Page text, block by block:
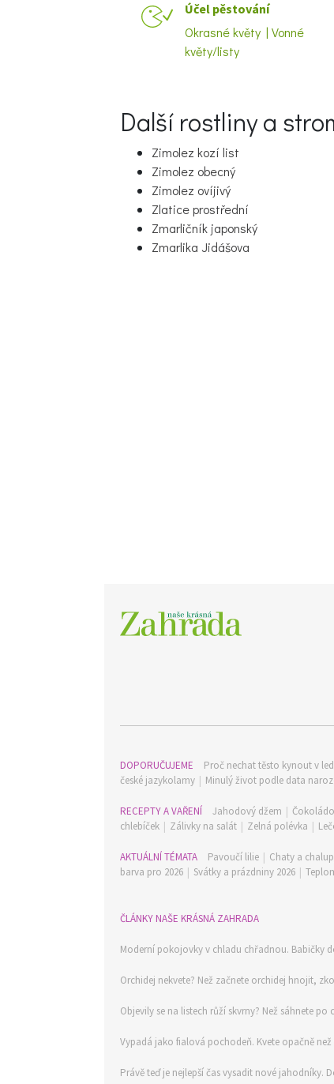
Účel pěstování
Okrasné květy | Vonné
květy/listy
Další rostliny a
Zimolez kozí list
Zimolez obecný
Zimolez ovíjivý
Zlatice prostřední
Zmarličník japonský
Zmarlika Jidášova
DOPORUČUJEME Proč nechat těsto kynout v
české jazykolamy | Minulý život podle data
RECEPTY A VAŘENÍ Jahodový džem |
chlebíček | Zálivky na salát | Zelná polévka |
AKTUÁLNÍ TÉMATA Pavoučí lilie | Chaty a
barva pro 2026 | Svátky a prázdniny 2026 |
ČLÁNKY NAŠE KRÁSNÁ ZAHRADA
Moderní pokojovky v chladu chřadnou. Babičky
Orchidej nekvete? Než začnete orchidej hnojit,
Objevily se na listech růží skvrny? Než sáhnete
Vypadá jako fialová pochodeň. Kvete opačně
Právě teď je nejlepší čas vysadit nové jahodníky.